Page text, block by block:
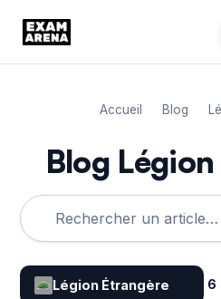
Accueil Blog
Blog
Légion Étrangère 6